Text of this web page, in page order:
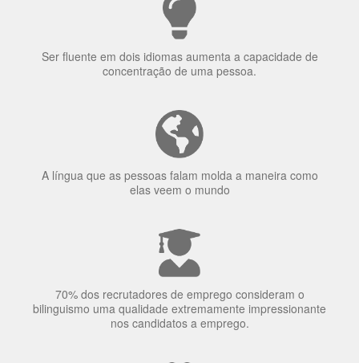
Ser fluente em dois idiomas aumenta a capacidade de
concentração de uma pessoa.
A língua que as pessoas falam molda a maneira como
elas veem o mundo
70% dos recrutadores de emprego consideram o
bilinguismo uma qualidade extremamente impressionante
nos candidatos a emprego.